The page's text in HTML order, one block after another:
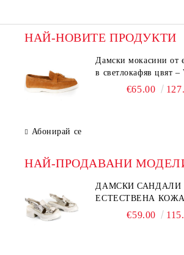
НАЙ-НОВИТЕ ПРОДУКТИ
Дамски мокасини от
в светлокафяв цвят –
€65.00
Абонирай се
НАЙ-ПРОДАВАНИ
ДАМСКИ САНДАЛИ
ЕСТЕСТВЕНА
МОДЕЛ NOVA.
€59.00